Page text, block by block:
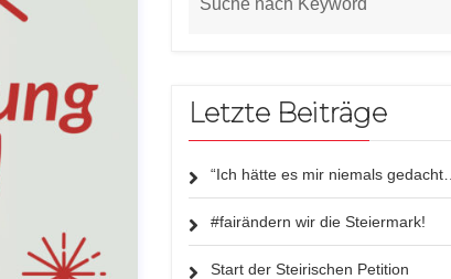
Letzte Beiträge
“Ich hätte es mir niemals gedacht…
#fairändern wir die Steiermark!
Start der Steirischen Petition